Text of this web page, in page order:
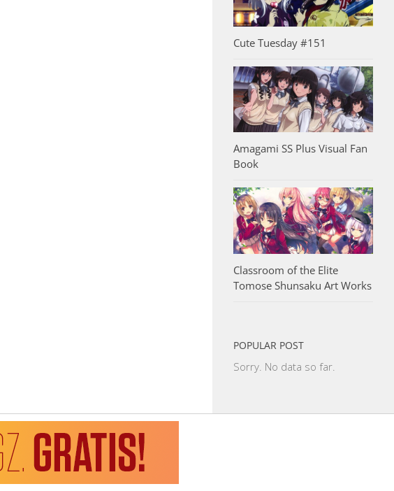
Cute Tuesday #151
Amagami SS Plus Visual Fan
Book
Classroom of the Elite
Tomose Shunsaku Art Works
POPULAR POST
Sorry. No data so far.